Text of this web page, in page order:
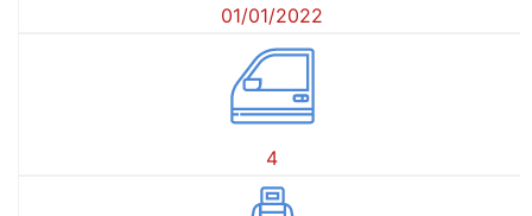
01/01/2022
4